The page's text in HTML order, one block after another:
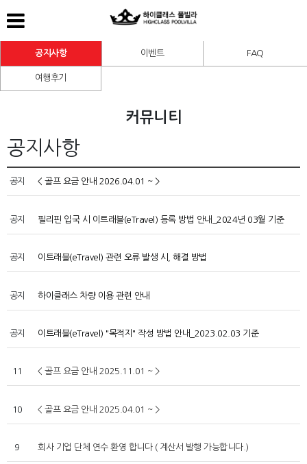
공지사항 이벤트 FAQ
여행후기
커뮤니티
공지사항
공지 < 골프 요금 안내 2026.04.01 ~ >
공지 필리핀 입국 시 이트래블(eTravel) 등록 방법 안내_2024년 03월 기준
공지 이트래블(eTravel) 관련 오류 발생 시, 해결 방법
공지 하이클래스 차량 이용 관련 안내
공지 이트래블(eTravel) "목적지" 작성 방법 안내_2023.02.03 기준
11 < 골프 요금 안내 2025.11.01 ~ >
10 < 골프 요금 안내 2025.04.01 ~ >
9 회사 기업 단체 연수 환영 합니다 ( 계산서 발행 가능합니다.)